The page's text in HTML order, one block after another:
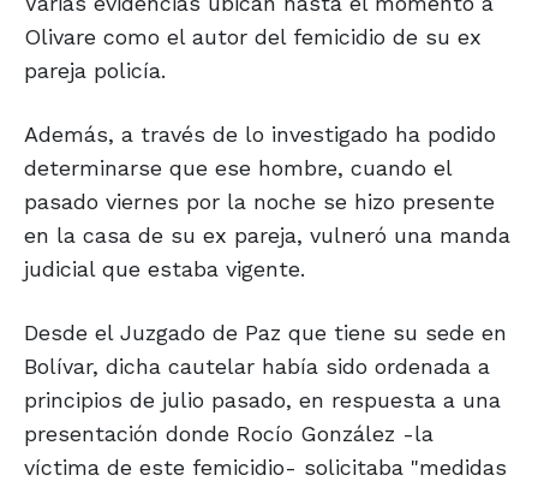
Olivare como el autor del femicidio de su ex
pareja policía.
Además, a través de lo investigado ha podido
determinarse que ese hombre, cuando el
pasado viernes por la noche se hizo presente
en la casa de su ex pareja, vulneró una manda
judicial que estaba vigente.
Desde el Juzgado de Paz que tiene su sede en
Bolívar, dicha cautelar había sido ordenada a
principios de julio pasado, en respuesta a una
presentación donde Rocío González -la
víctima de este femicidio- solicitaba "medidas